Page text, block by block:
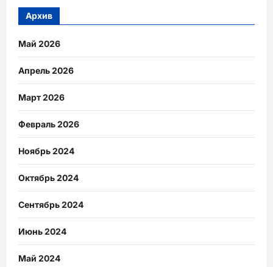
Архив
Май 2026
Апрель 2026
Март 2026
Февраль 2026
Ноябрь 2024
Октябрь 2024
Сентябрь 2024
Июнь 2024
Май 2024